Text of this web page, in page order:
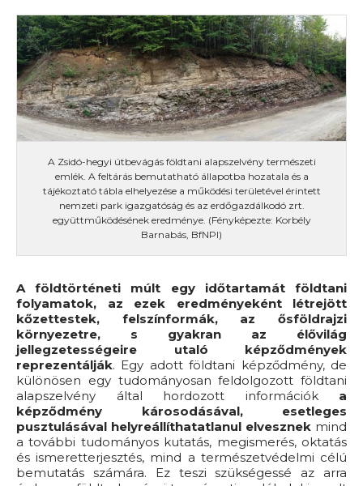
A Zsidó-hegyi útbevágás földtani alapszelvény természeti
emlék. A feltárás bemutatható állapotba hozatala és a
tájékoztató tábla elhelyezése a működési területével érintett
nemzeti park igazgatóság és az erdőgazdálkodó zrt.
együttműködésének eredménye. (Fényképezte: Korbély
Barnabás, BfNPI)
A földtörténeti múlt egy időtartamát földtani
folyamatok, az ezek eredményeként létrejött
kőzettestek, felszínformák, az ősföldrajzi
környezetre, s gyakran az élővilág
jellegzetességeire utaló képződmények
reprezentálják. Egy adott földtani képződmény, de
különösen egy tudományosan feldolgozott földtani
alapszelvény által hordozott információk a
képződmény károsodásával, esetleges
pusztulásával helyreállíthatatlanul elvesznek mind
a további tudományos kutatás, megismerés, oktatás
és ismeretterjesztés, mind a természetvédelmi célú
bemutatás számára. Ez teszi szükségessé az arra